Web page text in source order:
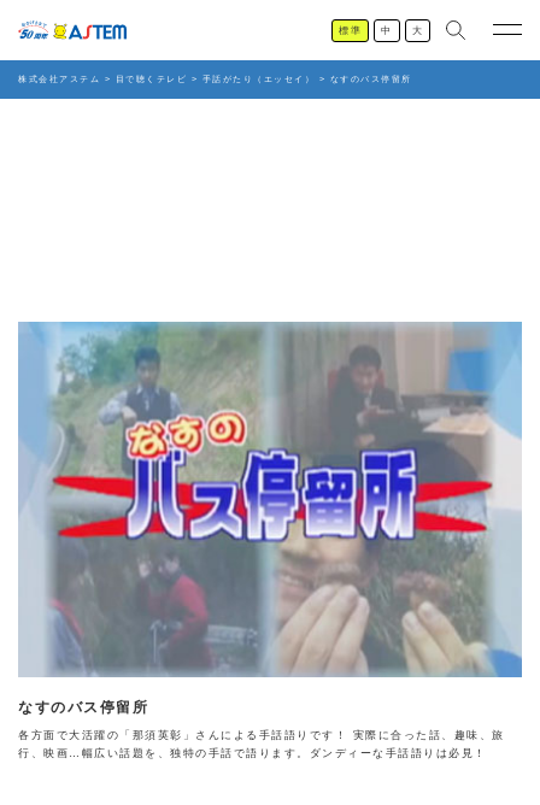
標準 中 大
株式会社アステム > 目で聴くテレビ > 手話がたり（エッセイ） > なすのバス停留所
なすのバス停留所
各方面で大活躍の「那須英彰」さんによる手話語りです！ 実際に合った話、趣味、旅
行、映画…幅広い話題を、独特の手話で語ります。ダンディーな手話語りは必見！